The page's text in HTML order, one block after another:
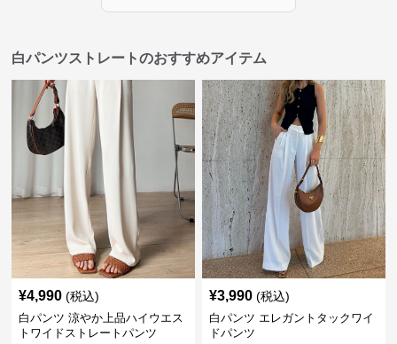
白パンツストレートのおすすめアイテム
¥4,990 (税込)
白パンツ 涼やか上品ハイウエス
トワイドストレートパンツ
¥3,990 (税込)
白パンツ エレガントタックワイ
ドパンツ